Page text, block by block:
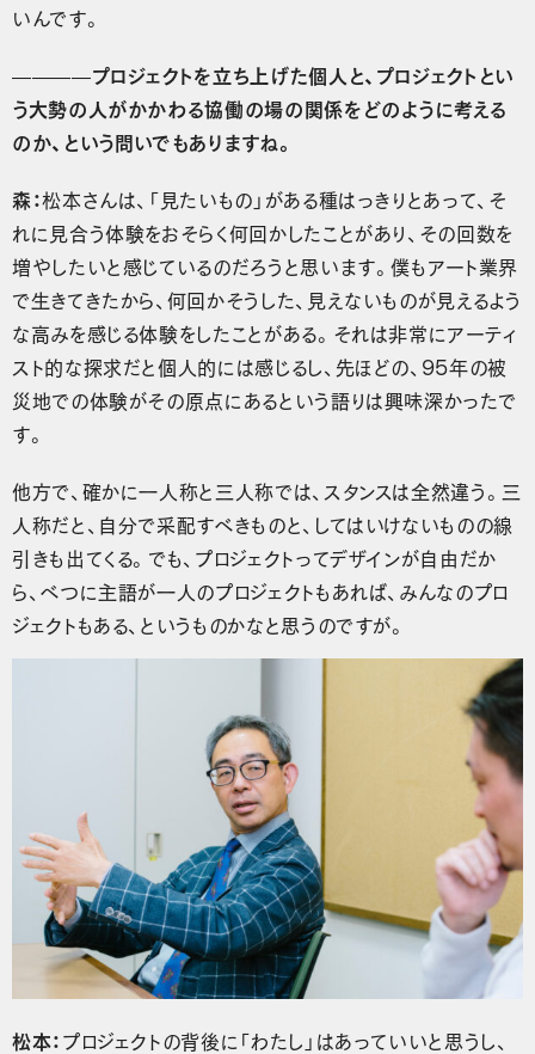
いんです。
————プロジェクトを立ち上げた個人と、プロジェクトとい
う大勢の人がかかわる協働の場の関係をどのように考える
のか、という問いでもありますね。
森：松本さんは、「見たいもの」がある種はっきりとあって、そ
れに見合う体験をおそらく何回かしたことがあり、その回数を
増やしたいと感じているのだろうと思います。僕もアート業界
で生きてきたから、何回かそうした、見えないものが見えるよう
な高みを感じる体験をしたことがある。それは非常にアーティ
スト的な探求だと個人的には感じるし、先ほどの、95年の被
災地での体験がその原点にあるという語りは興味深かったで
す。
他方で、確かに一人称と三人称では、スタンスは全然違う。三
人称だと、自分で采配すべきものと、してはいけないものの線
引きも出てくる。でも、プロジェクトってデザインが自由だか
ら、べつに主語が一人のプロジェクトもあれば、みんなのプロ
ジェクトもある、というものかなと思うのですが。
松本：プロジェクトの背後に「わたし」はあっていいと思うし、